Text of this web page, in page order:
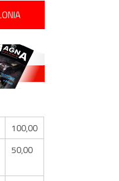
100,00
50,00